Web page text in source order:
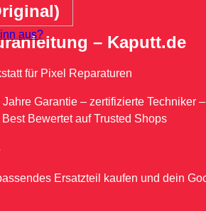
aus?
– Kaputt.de
für Pixel Reparaturen
Garantie – zertifizierte Techniker
Bewertet auf Trusted Shops
Ersatzteil kaufen und dein